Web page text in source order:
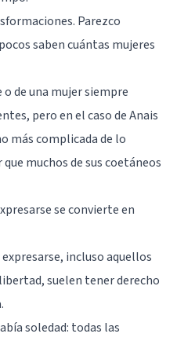
Parezco
saben cuántas mujeres
de una mujer siempre
pero en el caso de Anais
más complicada de lo
muchos de sus coetáneos
se convierte en
incluso aquellos
suelen tener derecho
soledad: todas las